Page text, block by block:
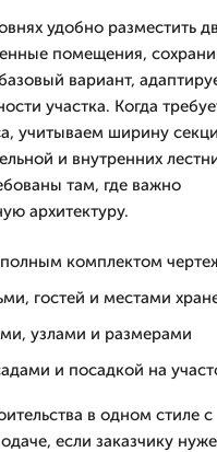
удобно разместить
помещения,
вариант,
участка. Когда
учитываем ширину
и внутренних
там, где важно
архитектуру.
полным комплектом
гостей и местами
узлами и размерами
и посадкой на
в одном стиле с
если заказчику